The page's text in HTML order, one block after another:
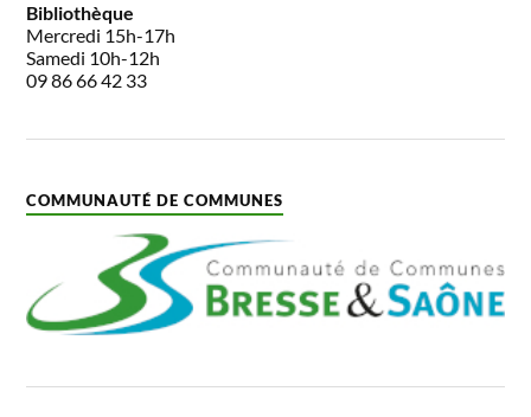
Bibliothèque
Mercredi 15h-17h
Samedi 10h-12h
09 86 66 42 33
COMMUNAUTÉ DE COMMUNES